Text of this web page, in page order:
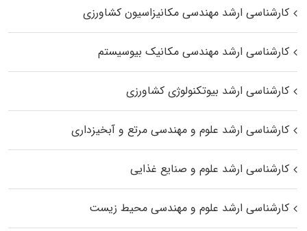
کارشناسی ارشد مهندسی مکانیزاسیون کشاورزی
کارشناسی ارشد مهندسی مکانیک بیوسیستم
کارشناسی ارشد بیوتکنولوژی کشاورزی
کارشناسی ارشد علوم و مهندسی مرتع و آبخیزداری
کارشناسی ارشد علوم و صنایع غذایی
کارشناسی ارشد علوم و مهندسی محیط زیست